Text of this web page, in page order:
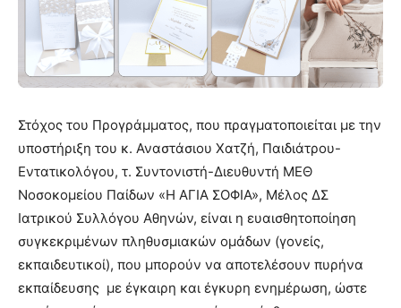
Στόχος του Προγράμματος, που πραγματοποιείται με την
υποστήριξη του κ. Αναστάσιου Χατζή, Παιδιάτρου-
Εντατικολόγου, τ. Συντονιστή-Διευθυντή ΜΕΘ
Νοσοκομείου Παίδων «Η ΑΓΙΑ ΣΟΦΙΑ», Μέλος ΔΣ
Ιατρικού Συλλόγου Αθηνών, είναι η ευαισθητοποίηση
συγκεκριμένων πληθυσμιακών ομάδων (γονείς,
εκπαιδευτικοί), που μπορούν να αποτελέσουν πυρήνα
εκπαίδευσης με έγκαιρη και έγκυρη ενημέρωση, ώστε